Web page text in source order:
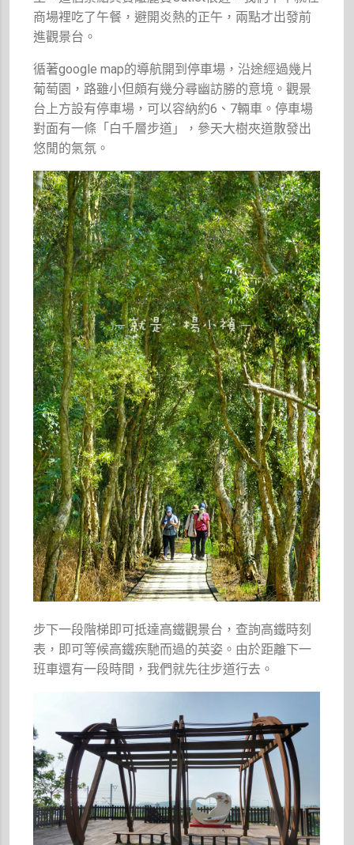
商場裡吃了午餐，避開炎熱的正午，兩點才出發前
進觀景台。
循著google map的導航開到停車場，沿途經過幾片
葡萄園，路雖小但頗有幾分尋幽訪勝的意境。觀景
台上方設有停車場，可以容納約6、7輛車。停車場
對面有一條「白千層步道」，參天大樹夾道散發出
悠閒的氣氛。
步下一段階梯即可抵達高鐵觀景台，查詢高鐵時刻
表，即可等候高鐵疾馳而過的英姿。由於距離下一
班車還有一段時間，我們就先往步道行去。